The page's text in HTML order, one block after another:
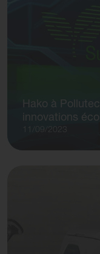
Hako à
innovations
11/09/2023